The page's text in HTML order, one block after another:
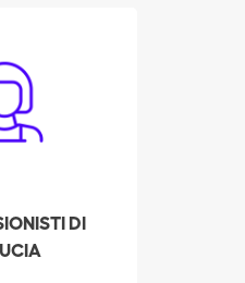
DI
a
referenze
di